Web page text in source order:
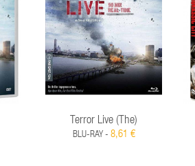
Terror Live (The)
BLU-RAY - 8,61 €